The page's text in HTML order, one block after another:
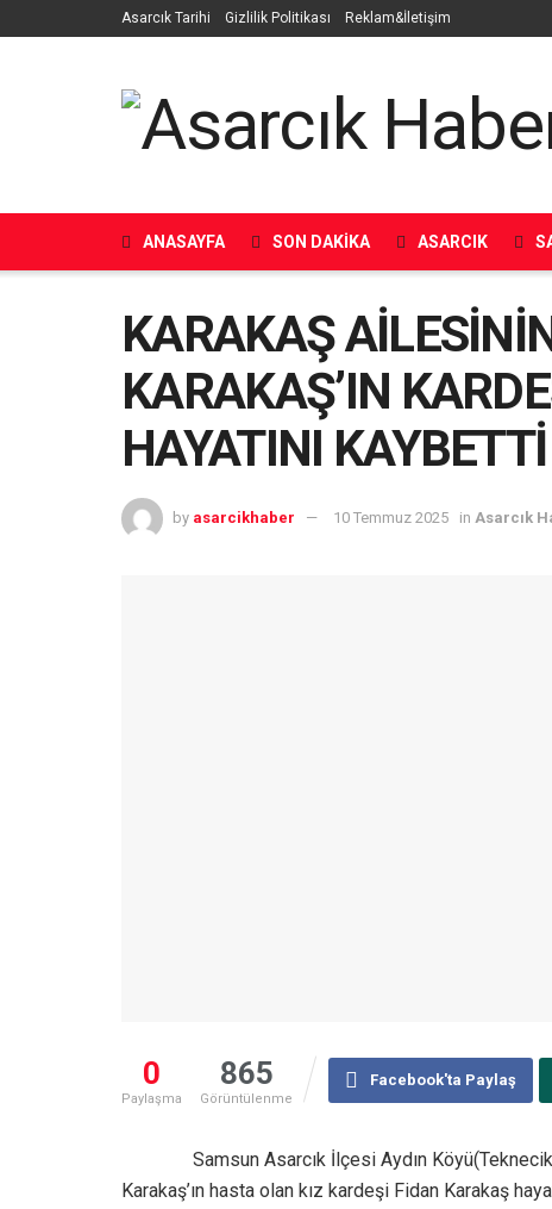
Asarcık Tarihi Gizlilik Politikası Reklam&İletişim
ANASAYFA SON DAKIKA ASARCIK
KARAKAŞ
KARAKAŞ’IN
HAYATINI KAYBETTİ
by asarcikhaber 10 Temmuz 2025 in Asarcık
0
Paylaşma
865
Görüntülenme
Facebook'ta Paylaş
Samsun Asarcık İlçesi Aydın
Karakaş’ın hasta olan kız kardeşi Fidan Karakaş